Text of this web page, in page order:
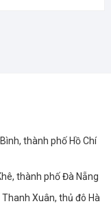
thành phố Hồ Chí
thành phố Đà Nẵng
Xuân, thủ đô Hà